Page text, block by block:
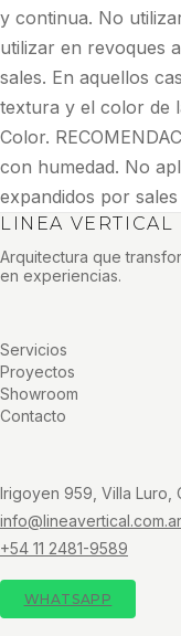
y continua. No
utilizar en revoques
sales. En aquellos
textura y el color de
Color.
con humedad. No
expandidos por
LINEA VERTICAL
Arquitectura que
en experiencias.
Servicios
Proyectos
Showroom
Contacto
Irigoyen 959, Villa Luro,
info@lineavertical.com.ar
+54 11 2481-9589
WHATSAPP